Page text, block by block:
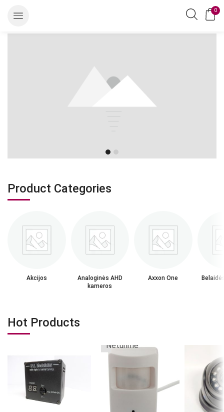
0
Product Categories
Akcijos
Analoginės AHD
kameros
Axxon One
Hot Products
Neturime